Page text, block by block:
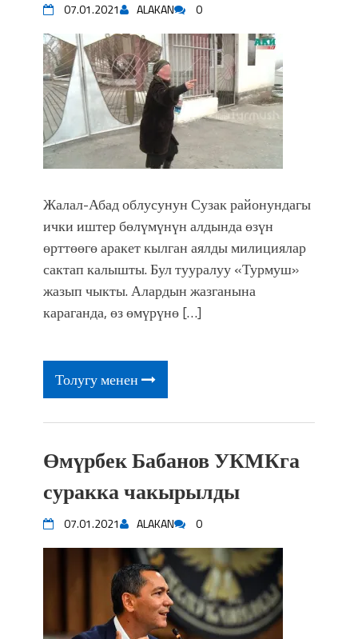
07.01.2021 ALAKAN 0
Жалал-Абад облусунун Сузак районундагы
ички иштер бөлүмүнүн алдында өзүн
өрттөөгө аракет кылган аялды милициялар
сактап калышты. Бул тууралуу «Турмуш»
жазып чыкты. Алардын жазганына
караганда, өз өмүрүнө […]
Толугу менен
Өмүрбек Бабанов УКМКга
суракка чакырылды
07.01.2021 ALAKAN 0